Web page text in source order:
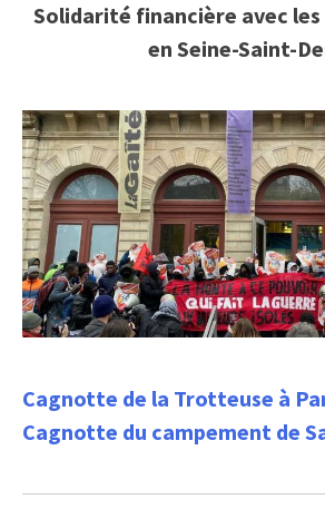
Solidarité financière avec les
en Seine-Saint-
Cagnotte de la Trotteuse à
Cagnotte du campement de